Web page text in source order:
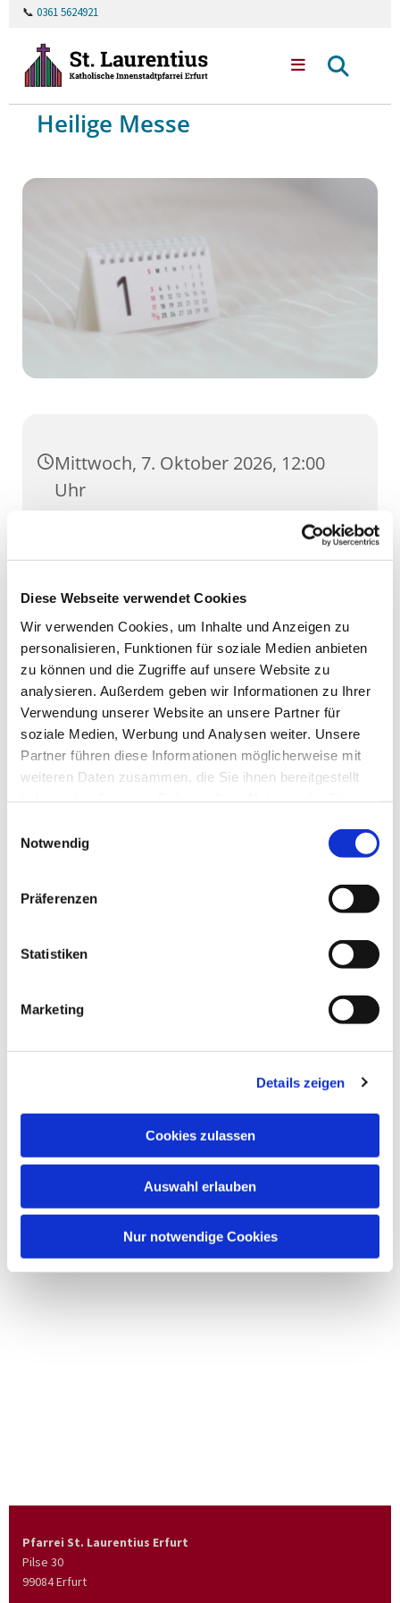
Diese Webseite verwendet Cookies
Wir verwenden Cookies, um Inhalte und Anzeigen zu
personalisieren, Funktionen für soziale Medien anbieten
zu können und die Zugriffe auf unsere Website zu
analysieren. Außerdem geben wir Informationen zu Ihrer
Verwendung unserer Website an unsere Partner für
soziale Medien, Werbung und Analysen weiter. Unsere
Partner führen diese Informationen möglicherweise mit
weiteren Daten zusammen, die Sie ihnen bereitgestellt
Notwendig
Präferenzen
Statistiken
Marketing
Details zeigen
Cookies zulassen
Auswahl erlauben
Nur notwendige Cookies
📞 0361 5624921
Heilige Messe
Mittwoch, 7. Oktober 2026, 12:00
Uhr
St. Ursula, Anger 5, 99084 Erfurt
Pfarrei St. Laurentius Erfurt
Pilse 30
99084 Erfurt